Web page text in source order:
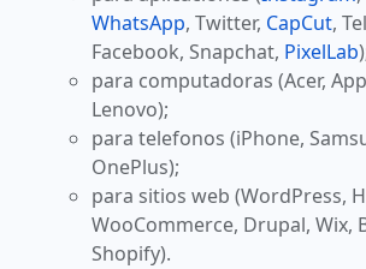
WhatsApp, Twitter, CapCut,
Facebook, Snapchat, PixelLab
para computadoras (Acer,
Lenovo);
para telefonos (iPhone,
OnePlus);
para sitios web (WordPress,
WooCommerce, Drupal, Wix,
Shopify).